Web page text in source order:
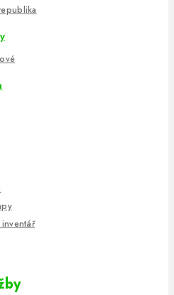
inventář